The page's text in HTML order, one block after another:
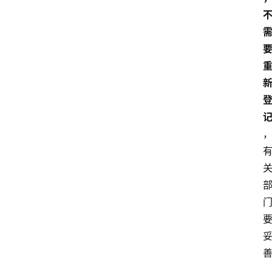
不
需
要
重
新
登
记
，
有
关
部
门
要
妥
善